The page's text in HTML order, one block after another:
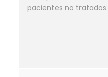
pacientes no tratados.